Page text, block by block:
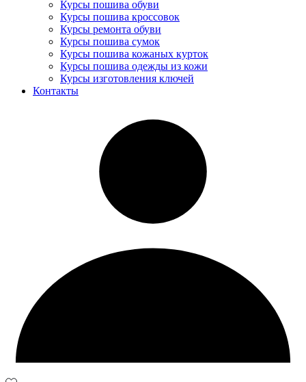
Курсы пошива обуви
Курсы пошива кроссовок
Курсы ремонта обуви
Курсы пошива сумок
Курсы пошива кожаных курток
Курсы пошива одежды из кожи
Курсы изготовления ключей
Контакты